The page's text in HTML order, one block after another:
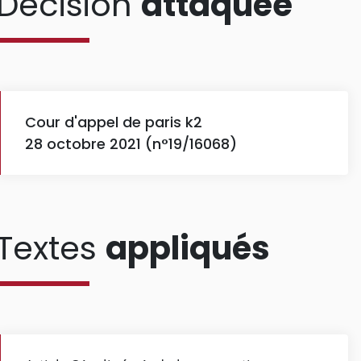
Cour d'appel de paris k2
28 octobre 2021 (n°19/16068)
appliqués